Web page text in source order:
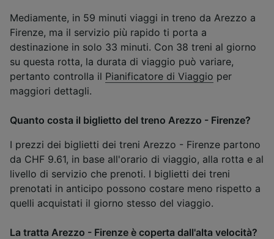
Mediamente, in 59 minuti viaggi in treno da Arezzo a
Firenze, ma il servizio più rapido ti porta a
destinazione in solo 33 minuti. Con 38 treni al giorno
su questa rotta, la durata di viaggio può variare,
pertanto controlla il Pianificatore di Viaggio per
maggiori dettagli.
Quanto costa il biglietto del treno Arezzo - Firenze?
I prezzi dei biglietti dei treni Arezzo - Firenze partono
da CHF 9.61, in base all'orario di viaggio, alla rotta e al
livello di servizio che prenoti. I biglietti dei treni
prenotati in anticipo possono costare meno rispetto a
quelli acquistati il giorno stesso del viaggio.
La tratta Arezzo - Firenze è coperta dall'alta velocità?